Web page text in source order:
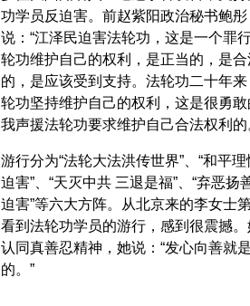
功学员反迫害。前赵紫阳政治秘书鲍彤
说：“江泽民迫害法轮功，这是一个罪
轮功维护自己的权利，是正当的，是合
的，是应该受到支持。法轮功二十年来
轮功坚持维护自己的权利，这是很勇敢
我声援法轮功要求维护自己合法权利的
游行分为“法轮大法洪传世界”、“和平理
迫害”、“天灭中共 三退是福”、“弃恶扬
迫害”等六大方阵。从北京来的李女士
看到法轮功学员的游行，感到很震撼。
认同真善忍精神，她说：“发心向善就
的。”